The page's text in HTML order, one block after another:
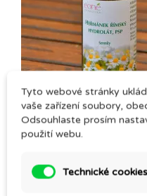
Hydrolát z heřmánku
Tyto webové stránky
vaše zařízení soubory,
Odsouhlaste prosím
použití webu.
Technické cookies